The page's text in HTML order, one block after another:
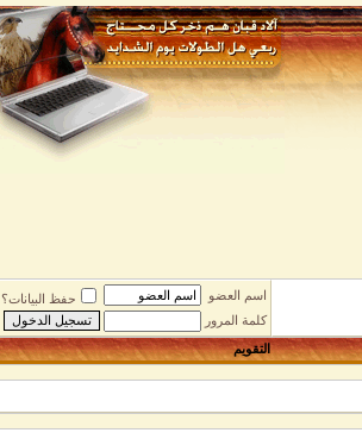
اسم العضو
حفظ البيانات؟
كلمة المرور
التقويم